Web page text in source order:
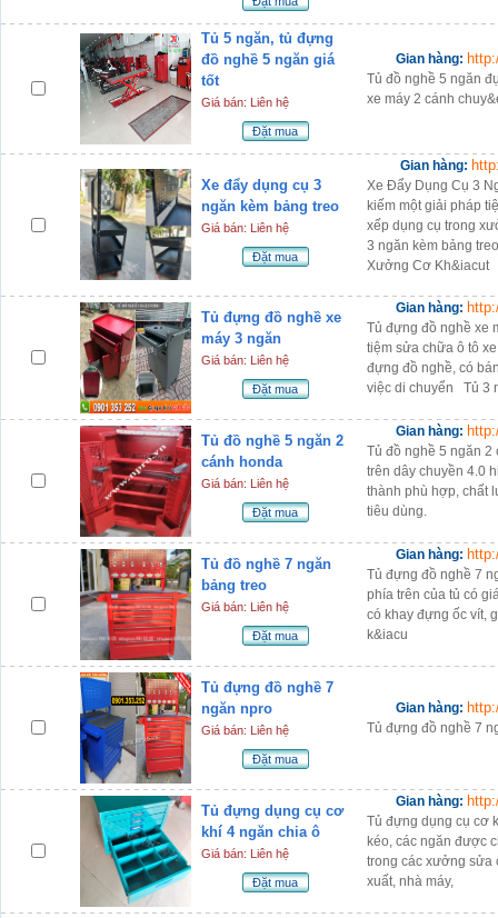
Tủ 5 ngăn, tủ đựng
đồ nghề 5 ngăn giá
tốt
Giá bán: Liên hệ
Đặt mua
Gian hàng:
Tủ đồ nghề 5 ngăn
xe máy 2 cánh
Xe đẩy dụng cụ 3
ngăn kèm bảng treo
Giá bán: Liên hệ
Đặt mua
Gian hàng:
Xe Đẩy Dụng Cụ 3
kiếm một giải pháp
xếp dụng cụ trong
3 ngăn kèm bảng
Xưởng Cơ Kh&iacut
Tủ đựng đồ nghề xe
máy 3 ngăn
Giá bán: Liên hệ
Đặt mua
Gian hàng:
Tủ đựng đồ nghề xe
tiệm sửa chữa ô tô
đựng đồ nghề, có
việc di chuyển Tủ 3
Tủ đồ nghề 5 ngăn 2
cánh honda
Giá bán: Liên hệ
Đặt mua
Gian hàng:
Tủ đồ nghề 5 ngăn
trên dây chuyền 4.0
thành phù hợp, chất
tiêu dùng.
Tủ đồ nghề 7 ngăn
bảng treo
Giá bán: Liên hệ
Đặt mua
Gian hàng:
Tủ đựng đồ nghề 7
phía trên của tủ có
có khay đựng ốc vít,
k&iacu
Tủ đựng đồ nghề 7
ngăn npro
Giá bán: Liên hệ
Đặt mua
Gian hàng:
Tủ đựng đồ nghề 7
Tủ đựng dụng cụ cơ
khí 4 ngăn chia ô
Giá bán: Liên hệ
Đặt mua
Gian hàng:
Tủ đựng dụng cụ cơ
kéo, các ngăn được
trong các xưởng sửa
xuất, nhà máy,